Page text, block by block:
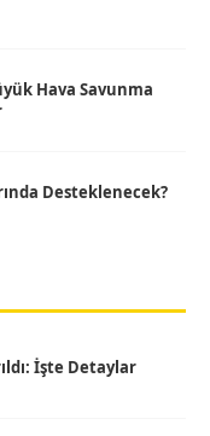
Hava Savunma
Desteklenecek?
İşte Detaylar